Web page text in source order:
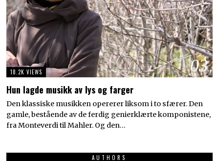
03
18.2K VIEWS
Hun lagde musikk av lys og farger
Den klassiske musikken opererer liksom i to sfærer. Den
gamle, bestående av de ferdig genierklærte komponistene,
fra Monteverdi til Mahler. Og den…
AUTHORS